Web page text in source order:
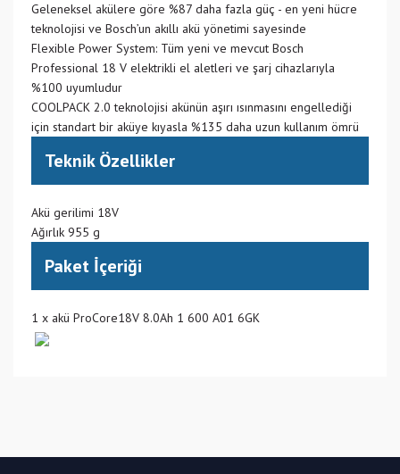
Geleneksel akülere göre %87 daha fazla güç - en yeni hücre
teknolojisi ve Bosch’un akıllı akü yönetimi sayesinde
Flexible Power System: Tüm yeni ve mevcut Bosch
Professional 18 V elektrikli el aletleri ve şarj cihazlarıyla
%100 uyumludur
COOLPACK 2.0 teknolojisi akünün aşırı ısınmasını engellediği
için standart bir aküye kıyasla %135 daha uzun kullanım ömrü
Teknik Özellikler
Akü gerilimi 18V
Ağırlık 955 g
Paket İçeriği
1 x akü ProCore18V 8.0Ah 1 600 A01 6GK